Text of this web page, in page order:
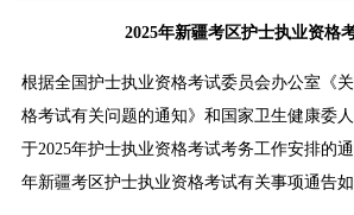
2025年新疆考区护士执业资格
根据全国护士执业资格考试委员会办公室《
格考试有关问题的通知》和国家卫生健康委
于2025年护士执业资格考试考务工作安排的
年新疆考区护士执业资格考试有关事项通告如